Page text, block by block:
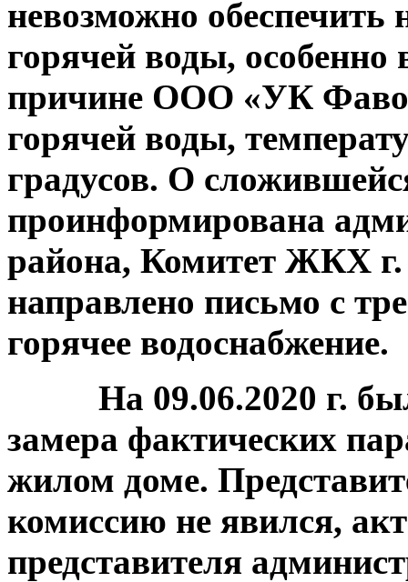
невозможно
горячей воды,
причине ООО «УК
горячей воды,
градусов. О
проинформирована
района, Комитет ЖКХ
направлено письмо с
горячее водоснабжение.
На 09.06.2020 г.
замера фактических
жилом доме.
комиссию не явился,
представителя